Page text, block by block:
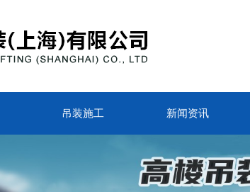
吊装施工 新闻资讯